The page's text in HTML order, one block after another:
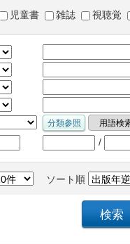
児童書 雑誌 視聴覚
/
ソート順